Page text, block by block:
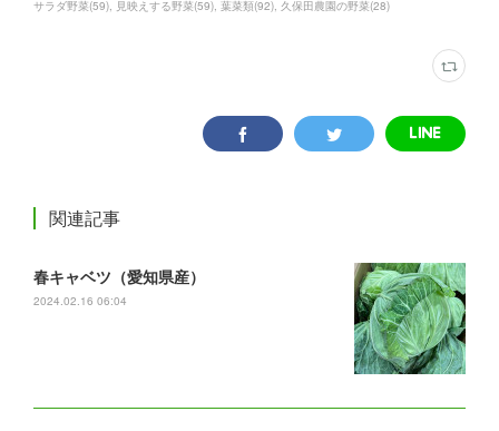
サラダ野菜(59) 見映えする野菜(59) 葉菜類(92) 久保田農園の野菜(28)
関連記事
春キャベツ（愛知県産）
2024.02.16 06:04